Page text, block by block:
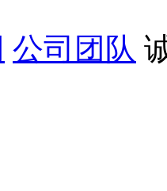
公司团队